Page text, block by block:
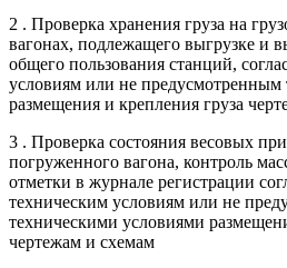
2 . Проверка хранения груза на
вагонах, подлежащего выгрузке и
общего пользования станций,
условиям или не предусмотренным
размещения и крепления груза
3 . Проверка состояния весовых
погруженного вагона, контроль
отметки в журнале регистрации
техническим условиям или не
техническими условиями
чертежам и схемам